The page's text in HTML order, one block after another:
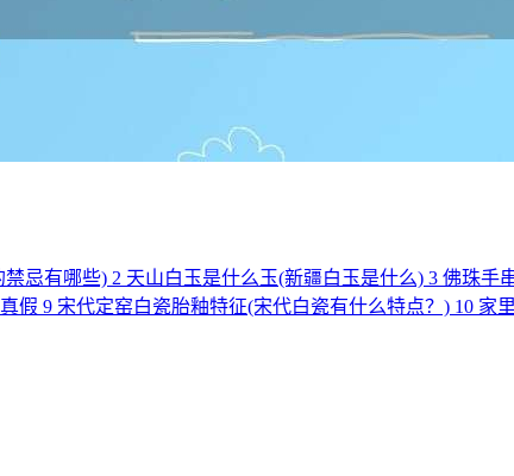
禁忌有哪些) 2 天山白玉是什么玉(新疆白玉是什么) 3 佛珠手
假 9 宋代定窑白瓷胎釉特征(宋代白瓷有什么特点？) 10 家